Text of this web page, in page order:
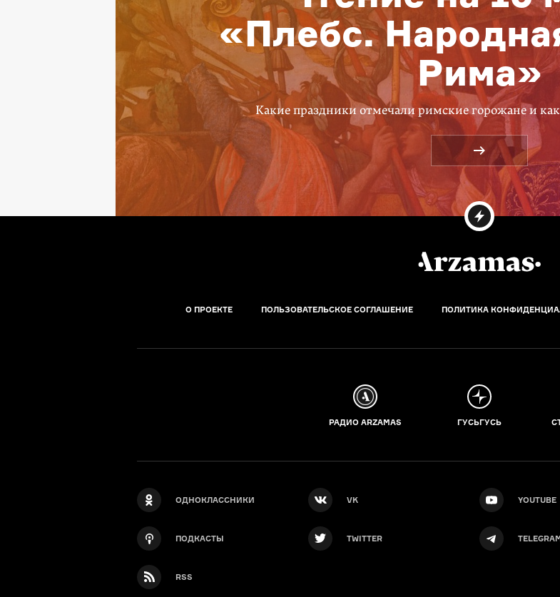
«Плебс.
Рима»
Какие праздники отмечали римские горожане и
О ПРОЕКТЕ ПОЛЬЗОВАТЕЛЬСКОЕ СОГЛАШЕНИЕ ПОЛИТИКА
РАДИО ARZAMAS ГУСЬГУСЬ
ОДНОКЛАССНИКИ VK YOUTUBE
ПОДКАСТЫ TWITTER
RSS